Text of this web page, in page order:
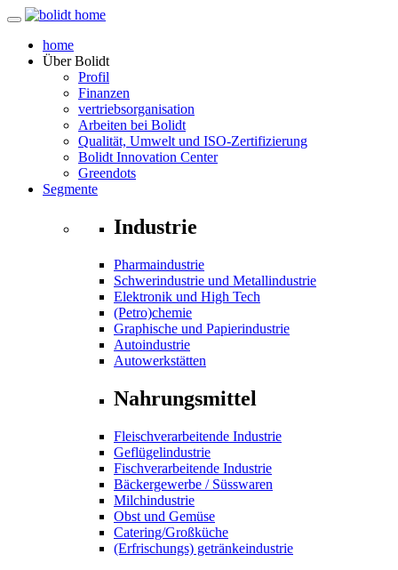
home
ÜberBolidt
Profil
Finanzen
vertriebsorganisation
Arbeiten bei Bolidt
Qualität, Umwelt und ISO-Zertifizierung
Bolidt Innovation Center
Greendots
Segmente
Industrie
Pharmaindustrie
Schwerindustrie und Metallindustrie
Elektronik und High Tech
(Petro)chemie
Graphische und Papierindustrie
Autoindustrie
Autowerkstätten
Nahrungsmittel
Fleischverarbeitende Industrie
Geflügelindustrie
Fischverarbeitende Industrie
Bäckergewerbe / Süsswaren
Milchindustrie
Obst und Gemüse
Catering/Großküche
(Erfrischungs) getränkeindustrie